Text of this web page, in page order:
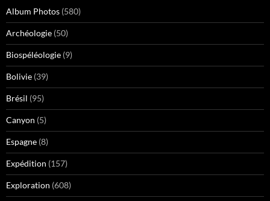
Album Photos (580)
Archéologie (50)
Biospéléologie (9)
Bolivie (39)
Brésil (95)
Canyon (5)
Espagne (8)
Expédition (157)
Exploration (608)